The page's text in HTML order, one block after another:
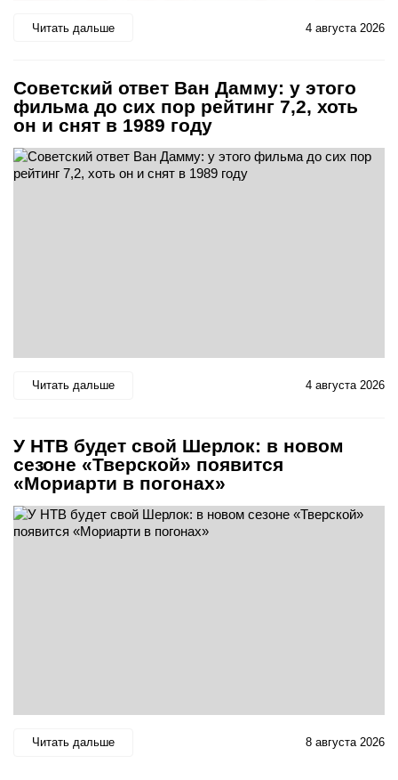
Читать дальше 4 августа 2026
Советский ответ Ван Дамму: у этого
фильма до сих пор рейтинг 7,2, хоть
он и снят в 1989 году
Читать дальше 4 августа 2026
У НТВ будет свой Шерлок: в новом
сезоне «Тверской» появится
«Мориарти в погонах»
Читать дальше 8 августа 2026